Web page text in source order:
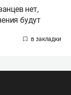
нет,
будут